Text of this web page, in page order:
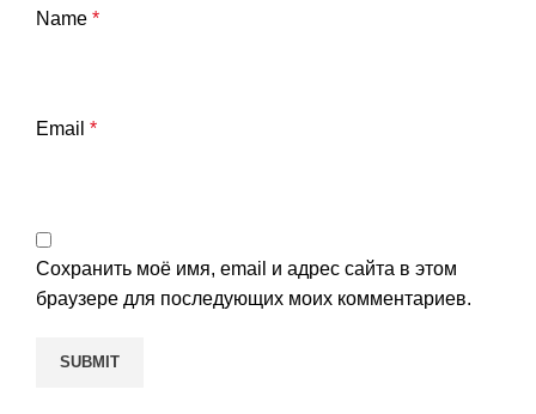
Name *
Email *
Сохранить моё имя, email и адрес сайта в этом
браузере для последующих моих комментариев.